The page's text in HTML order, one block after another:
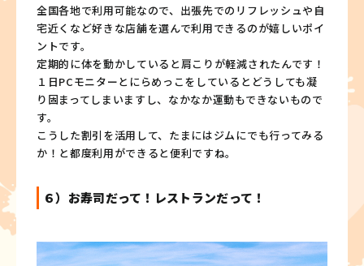
全国各地で利用可能なので、出張先でのリフレッシュや自
宅近くなど好きな店舗を選んで利用できるのが嬉しいポイ
ントです。
定期的に体を動かしていると肩こりが軽減されたんです！
１日PCモニターとにらめっこをしているとどうしても凝
り固まってしまいますし、なかなか運動もできないもので
す。
こうした割引を活用して、たまにはジムにでも行ってみる
か！と都度利用ができると便利ですね。
６）お寿司だって！レストランだって！